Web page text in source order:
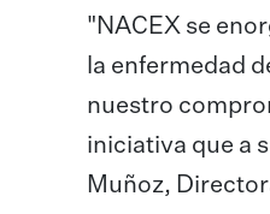
"NACEX se
la enfermedad
nuestro
iniciativa que a
Muñoz,